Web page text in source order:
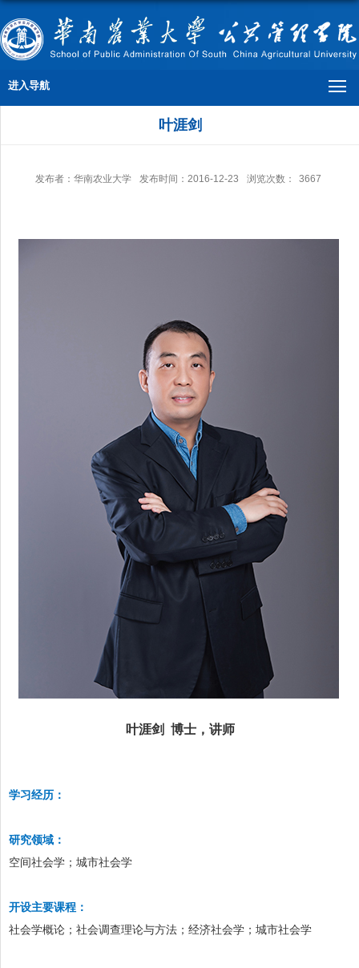
进入导航
叶涯剑
发布者：华南农业大学 发布时间：2016-12-23 浏览次数： 3667
叶涯剑 博士，讲师
学习经历：
研究领域：
空间社会学；城市社会学
开设主要课程：
社会学概论；社会调查理论与方法；经济社会学；城市社会学